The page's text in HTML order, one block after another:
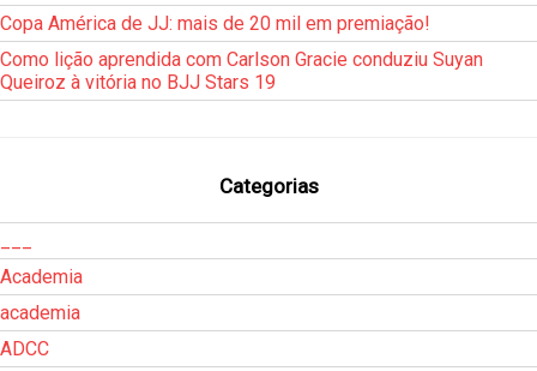
Copa América de JJ: mais de 20 mil em premiação!
Como lição aprendida com Carlson Gracie conduziu Suyan
Queiroz à vitória no BJJ Stars 19
Categorias
Academia
academia
ADCC